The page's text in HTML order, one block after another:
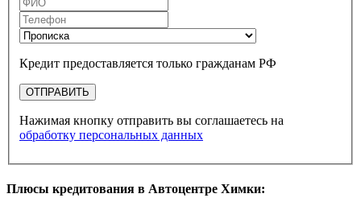
Кредит предоставляется только гражданам РФ
ОТПРАВИТЬ
Нажимая кнопку отправить вы соглашаетесь на
обработку персональных данных
Плюсы кредитования в Автоцентре Химки: